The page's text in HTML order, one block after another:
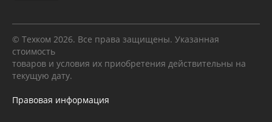
© Техком 2026. Все права защищены. Указанная
стоимость
товаров и условия их приобретения действительны на
текущую дату.
Правовая информация